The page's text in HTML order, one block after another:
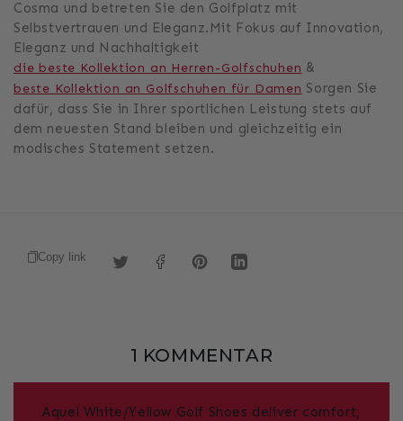
Cosma und betreten Sie den Golfplatz mit
Selbstvertrauen und Eleganz.Mit Fokus auf Innovation,
Eleganz und Nachhaltigkeit
die beste Kollektion an Herren-Golfschuhen &
beste Kollektion an Golfschuhen für Damen Sorgen Sie
dafür, dass Sie in Ihrer sportlichen Leistung stets auf
dem neuesten Stand bleiben und gleichzeitig ein
modisches Statement setzen.
https://ducadelcosma.com/de-
Copy link
TWITTERFACEBOOKPINTERESTLINKEDIN
1 KOMMENTAR
Aquel White/Yellow Golf Shoes deliver comfort,